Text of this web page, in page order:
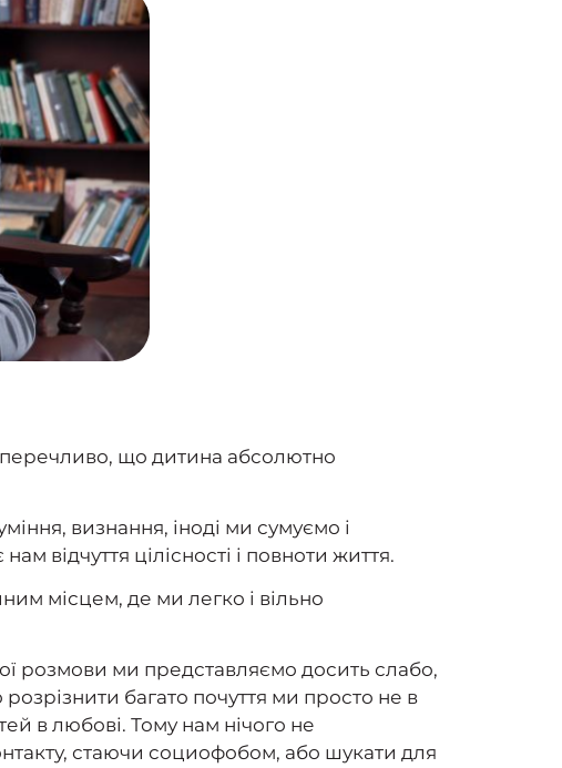
що дитина абсолютно
визнання, іноді ми сумуємо і
відчуття цілісності і повноти життя.
місцем, де ми легко і вільно
розмови ми представляємо досить слабо,
багато почуття ми просто не в
в любові. Тому нам нічого не
стаючи социофобом, або шукати для